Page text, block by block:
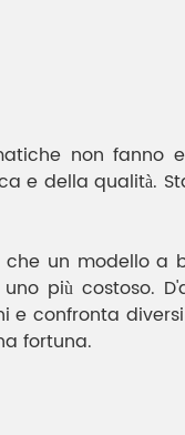
non fanno
e della qualità.
un modello a
più costoso.
e confronta
fortuna.